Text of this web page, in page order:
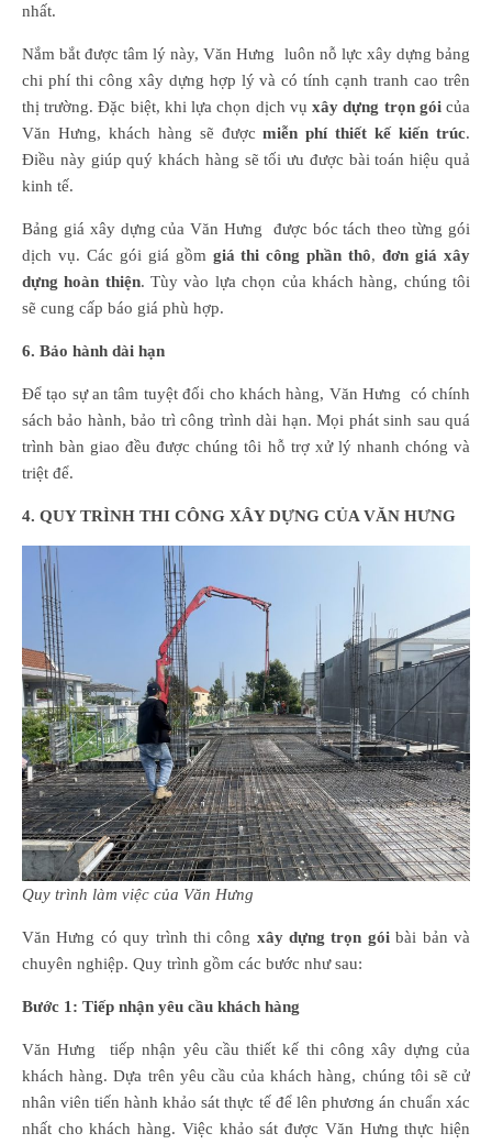
nhất.
Nắm bắt được tâm lý này, Văn Hưng luôn nỗ lực xây dựng bảng
chi phí thi công xây dựng hợp lý và có tính cạnh tranh cao trên
thị trường. Đặc biệt, khi lựa chọn dịch vụxây dựng trọn góicủa
Văn Hưng, khách hàng sẽ đượcmiễn phí thiết kế kiến trúc.
Điều này giúp quý khách hàng sẽ tối ưu được bài toán hiệu quả
kinh tế.
Bảng giá xây dựng của Văn Hưng được bóc tách theo từng gói
dịch vụ. Các gói giá gồm giá thi công phần thô,đơn giá xây
dựng hoàn thiện. Tùy vào lựa chọn của khách hàng, chúng tôi
sẽ cung cấp báo giá phù hợp.
6. Bảo hành dài hạn
Để tạo sự an tâm tuyệt đối cho khách hàng, Văn Hưng có chính
sách bảo hành, bảo trì công trình dài hạn. Mọi phát sinh sau quá
trình bàn giao đều được chúng tôi hỗ trợ xử lý nhanh chóng và
triệt để.
4. QUY TRÌNH THI CÔNG XÂY DỰNG CỦA VĂN HƯNG
Quy trình làm việc của Văn Hưng
Văn Hưng có quy trình thi công xây dựng trọn góibài bản và
chuyên nghiệp. Quy trình gồm các bước như sau:
Bước 1: Tiếp nhận yêu cầu khách hàng
Văn Hưng tiếp nhận yêu cầu thiết kế thi công xây dựng của
khách hàng. Dựa trên yêu cầu của khách hàng, chúng tôi sẽ cử
nhân viên tiến hành khảo sát thực tế để lên phương án chuẩn xác
nhất cho khách hàng. Việc khảo sát được Văn Hưng thực hiện